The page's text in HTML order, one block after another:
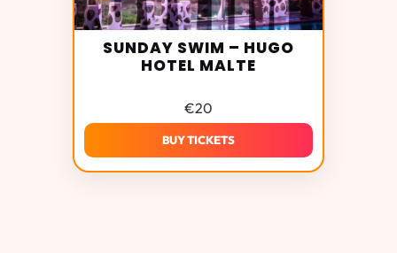
SUNDAY SWIM – HUGO
HOTEL MALTE
€20
BUY TICKETS